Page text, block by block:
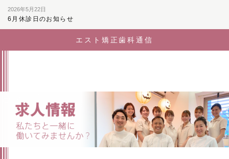
2026年5月22日
6月休診日のお知らせ
エスト矯正歯科通信